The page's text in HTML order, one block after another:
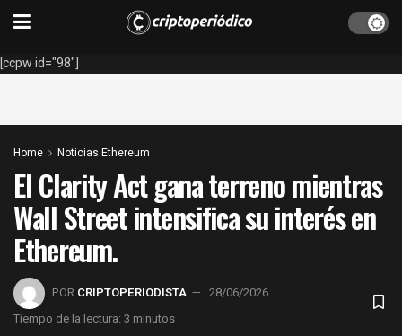
[ccpw id="98"]
Home Noticias Ethereum
El Clarity Act gana terreno mientras
Wall Street intensifica su interés en
Ethereum.
POR CRIPTOPERIODISTA
28/06/2026
Tiempo de la lectura: 3 minutos